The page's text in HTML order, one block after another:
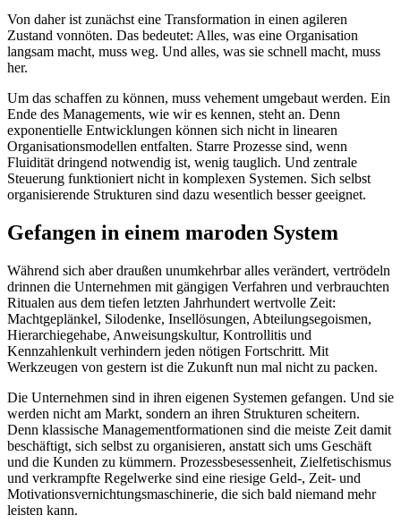
Von daher ist zunächst eine Transformation in einen agileren
Zustand vonnöten. Das bedeutet: Alles, was eine Organisation
langsam macht, muss weg. Und alles, was sie schnell macht, muss
her.
Um das schaffen zu können, muss vehement umgebaut werden. Ein
Ende des Managements, wie wir es kennen, steht an. Denn
exponentielle Entwicklungen können sich nicht in linearen
Organisationsmodellen entfalten. Starre Prozesse sind, wenn
Fluidität dringend notwendig ist, wenig tauglich. Und zentrale
Steuerung funktioniert nicht in komplexen Systemen. Sich selbst
organisierende Strukturen sind dazu wesentlich besser geeignet.
Gefangen in einem maroden System
Während sich aber draußen unumkehrbar alles verändert, vertrödeln
drinnen die Unternehmen mit gängigen Verfahren und verbrauchten
Ritualen aus dem tiefen letzten Jahrhundert wertvolle Zeit:
Machtgeplänkel, Silodenke, Insellösungen, Abteilungsegoismen,
Hierarchiegehabe, Anweisungskultur, Kontrollitis und
Kennzahlenkult verhindern jeden nötigen Fortschritt. Mit
Werkzeugen von gestern ist die Zukunft nun mal nicht zu packen.
Die Unternehmen sind in ihren eigenen Systemen gefangen. Und sie
werden nicht am Markt, sondern an ihren Strukturen scheitern.
Denn klassische Managementformationen sind die meiste Zeit damit
beschäftigt, sich selbst zu organisieren, anstatt sich ums Geschäft
und die Kunden zu kümmern. Prozessbesessenheit, Zielfetischismus
und verkrampfte Regelwerke sind eine riesige Geld-, Zeit- und
Motivationsvernichtungsmaschinerie, die sich bald niemand mehr
leisten kann.